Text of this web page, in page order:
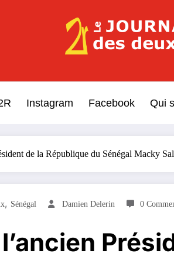
Le Journal
Instagram Facebook Qui
de la République du Sénégal Macky
, Sénégal Damien Delerin 0